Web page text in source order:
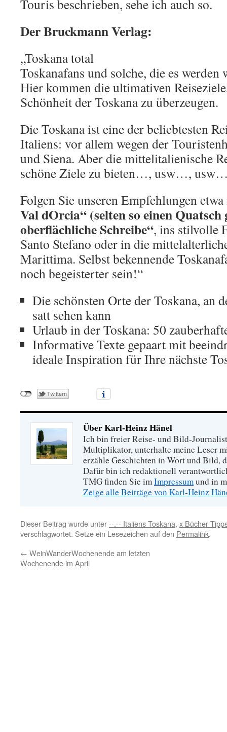
Touris beschrieben, sehe ich auch so.
Der Bruckmann Verlag:
„Toskana total
Toskanafans und solche, die es werden
Hier kommen die ultimativen
Schönheit der Toskana zu überzeugen.
Die Toskana ist eine der beliebtesten
Italiens: vor allem wegen der
und Siena. Aber die mittelitalienische
schöne Ziele zu bieten…, usw…,
Folgen Sie unseren Empfehlungen
Val dOrcia“ (selten so einen Quatsch
oberflächliche Schreibe“, ins stilvolle
Santo Stefano oder in die
Marittima. Selbst bekennende
noch begeisterter sein!“
Die schönsten Orte der Toskana, an
satt sehen kann
Urlaub in der Toskana: 50
Informative Texte gepaart mit
ideale Inspiration für Ihre nächste
Über Karl-Heinz Hänel
Ich bin freier Reise- und Bild-
Multiplikator, unterhalte meine Leser
erzähle Geschichten in Wort und Bild,
Dafür bin ich redaktionell
TMG finden Sie imImpressumund in
Zeige alle Beiträge von Karl-Heinz
Dieser Beitrag wurde unter--.-- Italiens Toskana, x Bücher
verschlagwortet. Setze ein Lesezeichen auf den Permalink.
← WeinWanderWochenende am letzten
Wochenende im April